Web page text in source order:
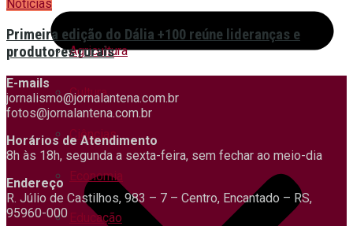
Agricultura
Cultura
Ciências
Economia
Educação
Notícias
Primeira edição do Dália +100 reúne lideranças e
produtores rurais
E-mails
jornalismo@jornalantena.com.br
fotos@jornalantena.com.br
Horários de Atendimento
8h às 18h, segunda a sexta-feira, sem fechar ao meio-dia
Endereço
R. Júlio de Castilhos, 983 – 7 – Centro, Encantado – RS,
95960-000